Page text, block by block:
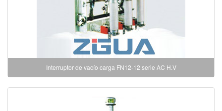
Interruptor de vacío carga FN12-12 serie AC H.V